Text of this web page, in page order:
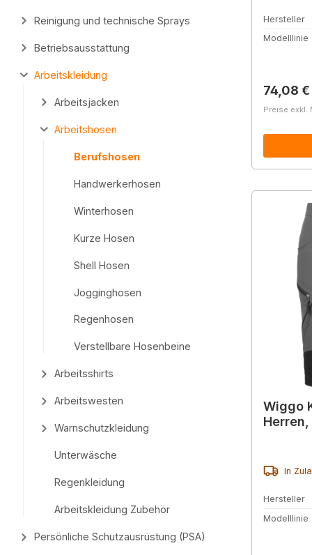
Reinigung und technische Sprays
Betriebsausstattung
Arbeitskleidung
Arbeitsjacken
Arbeitshosen
Berufshosen
Handwerkerhosen
Winterhosen
Kurze Hosen
Shell Hosen
Jogginghosen
Regenhosen
Verstellbare Hosenbeine
Arbeitsshirts
Arbeitswesten
Warnschutzkleidung
Unterwäsche
Regenkleidung
Arbeitskleidung Zubehör
Persönliche Schutzausrüstung (PSA)
Hersteller
Modelllinie
74,08 €
Preise exkl.
Wiggo
In
Hersteller
Modelllinie